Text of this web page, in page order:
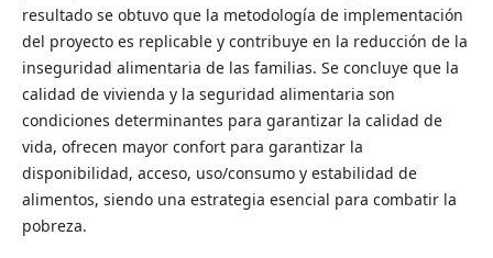
resultado se obtuvo que la metodología de implementación
del proyecto es replicable y contribuye en la reducción de la
inseguridad alimentaria de las familias. Se concluye que la
calidad de vivienda y la seguridad alimentaria son
condiciones determinantes para garantizar la calidad de
vida, ofrecen mayor confort para garantizar la
disponibilidad, acceso, uso/consumo y estabilidad de
alimentos, siendo una estrategia esencial para combatir la
pobreza.